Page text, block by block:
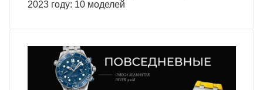
2023 году: 10 моделей